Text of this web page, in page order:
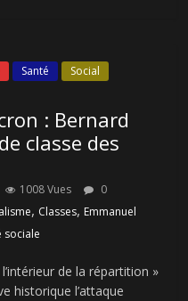
Santé
Social
: Bernard
classe des
1008 Vues
0
, Classes, Emmanuel
sociale
de la répartition »
historique l’attaque